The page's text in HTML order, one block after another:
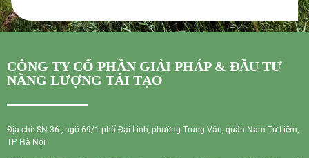
CÔNG TY CỔ PHẦN GIẢI PHÁP & ĐẦU TƯ
NĂNG LƯỢNG TÁI TẠO
Địa chỉ: SN 36 , ngõ 69/1 phố Đại Linh, phường Trung Văn, quận Nam Từ Liêm,
TP Hà Nội